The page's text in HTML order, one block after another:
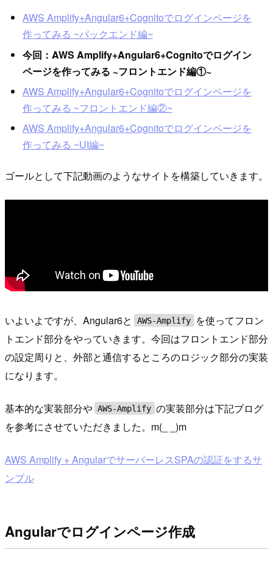
AWS Amplify+Angular6+Cognitoでログインページを
作ってみる ~バックエンド編~
今回：AWS Amplify+Angular6+Cognitoでログイン
ページを作ってみる ~フロントエンド編①~
AWS Amplify+Angular6+Cognitoでログインページを
作ってみる ~フロントエンド編②~
AWS Amplify+Angular6+Cognitoでログインページを
作ってみる ~UI編~
ゴールとして下記動画のようなサイトを構築していきます。
いよいよですが、Angular6と AWS-Amplify
を使ってフロン
トエンド部分をやっていきます。今回はフロントエンド部分
の設定周りと、外部と通信するところのロジック部分の実装
になります。
基本的な実装部分や AWS-Amplify の実装部分は下記ブログ
を参考にさせていただきました。m(_ _)m
AWS Amplify + AngularでサーバーレスSPAの認証をするサ
ンプル
Angularでログインページ作成